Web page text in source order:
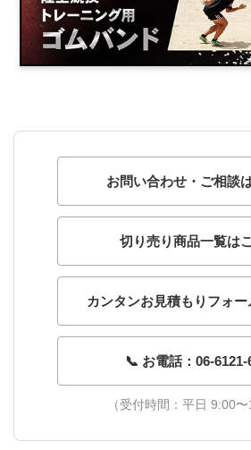
お問い合わせ・ご相談
切り売り商品一覧は
カンタンお見積もりフォ
📞 お電話：06-6121-
（受付時間：平日 9:00〜